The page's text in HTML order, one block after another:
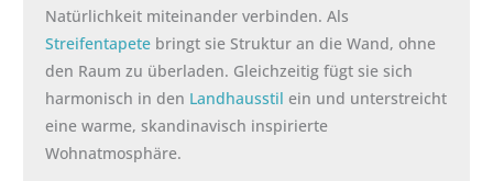
Natürlichkeit miteinander verbinden. Als
Streifentapete bringt sie Struktur an die Wand, ohne
den Raum zu überladen. Gleichzeitig fügt sie sich
harmonisch in den Landhausstil ein und unterstreicht
eine warme, skandinavisch inspirierte
Wohnatmosphäre.